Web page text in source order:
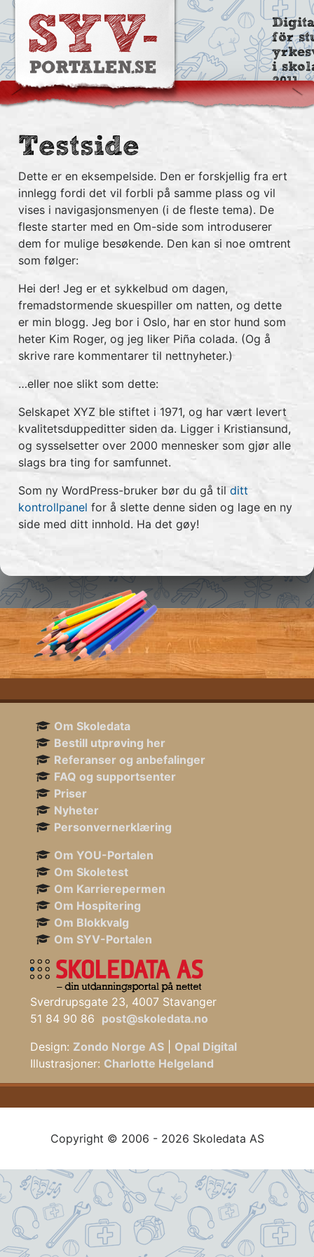
för
i
2011
Testside
Dette er en eksempelside. Den er forskjellig fra ert
innlegg fordi det vil forbli på samme plass og vil
vises i navigasjonsmenyen (i de fleste tema). De
fleste starter med en Om-side som introduserer
dem for mulige besøkende. Den kan si noe omtrent
som følger:
Hei der! Jeg er et sykkelbud om dagen,
fremadstormende skuespiller om natten, og dette
er min blogg. Jeg bor i Oslo, har en stor hund som
heter Kim Roger, og jeg liker Piña colada. (Og å
skrive rare kommentarer til nettnyheter.)
…eller noe slikt som dette:
Selskapet XYZ ble stiftet i 1971, og har vært levert
kvalitetsduppeditter siden da. Ligger i Kristiansund,
og sysselsetter over 2000 mennesker som gjør alle
slags bra ting for samfunnet.
Som ny WordPress-bruker bør du gå tilditt
kontrollpanel for å slette denne siden og lage en ny
side med ditt innhold. Ha det gøy!
Om Skoledata
Bestill utprøving her
Referanser og anbefalinger
FAQ og supportsenter
Priser
Nyheter
Personvernerklæring
Om YOU-Portalen
Om Skoletest
Om Karrierepermen
Om Hospitering
Om Blokkvalg
Om SYV-Portalen
Sverdrupsgate 23, 4007 Stavanger
51 84 90 86 post@skoledata.no
Design: Zondo Norge AS
Opal Digital
Illustrasjoner: Charlotte Helgeland
Copyright © 2006 - 2026 Skoledata AS